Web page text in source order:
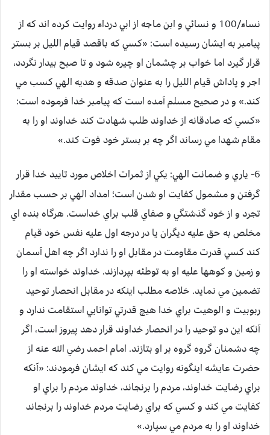
نساء/100 و نسائي و ابن ماجه از ابي درداء روايت كرده اند كه از
پيامبر به ايشان رسيده است: «كسي كه باقصد قيام الليل بر بستر
قرار گيرد اما خواب بر چشمان او چيره شود و تا صبح بيدار نگردد،
اجر و پاداش قيام الليل را به عنوان صدقه و هديه الهي كسب مي
كند.» و در صحيح مسلم آمده است كه پيامبر خدا فرموده است:
«كسي كه صادقانه از خداوند طلب شهادت كند خداوند او را به
مقام شهدا مي رساند اگر چه بر بستر خود فوت كند.»
6- ياري و ضمانت الهي:
يكي از ثمرات اخلاص مورد تاييد خدا قرار
گرفتن و مشمول كفايت او شدن است؛ امداد الهي بر حسب مقدار
تجرد و از خود گذشتگي و صفاي قلب براي خداست. هرگاه بنده اي
مخلص به حق عليه ديگران يا در درجه اول عليه نفس خود قيام
كند كسي قدرت مقاومت در مقابل او را ندارد اگر چه اهل آسمان
و زمين و كوهها عليه او به توطئه بپردازند. خداوند خواسته او را
تضمين مي نمايد. خلاصه مطلب اينكه در مقابل انحصار توحيد
ربوبيت و الوهيت براي خدا هيچ قدرتي توانايي استقامت ندارد و
آنكه اين دو توحيد را در انحصار خداوند قرار دهد پيروز است، اگر
چه دشمنان گروه گروه بر او بتازند. امام احمد رضي الله عنه از
حضرت عايشه اينگونه روايت مي كند كه ايشان فرمودند: «آنكه
براي رضايت خداوند، مردم را برنجاند، خداوند مردم را براي او
كفايت مي كند و كسي كه براي رضايت مردم خداوند را برنجاند
خداوند او را به مردم مي سپارد.»